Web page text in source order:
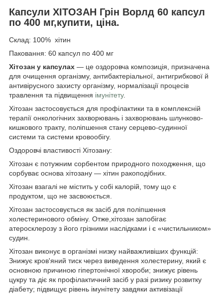
Капсули ХІТОЗАН Грін Ворлд 60 капсул
по 400 мг,купити, ціна.
Склад: 100% хітин
Паковання: 60 капсул по 400 мг
Хітозан у капсулах — це оздоровча композиція, призначена
для очищення організму, антибактеріальної, антигрибкової й
антивірусного захисту організму, нормалізації процесів
травлення та підвищення імунітету.
Хітозан застосовується для профілактики та в комплексній
терапії онкологічних захворювань і захворювань шлунково-
кишкового тракту, поліпшення стану серцево-судинної
системи та системи кровообігу.
Оздоровчі властивості Хітозану:
Хітозан є потужним сорбентом природного походження, що
сорбуває основа хітозану — хітин ракоподібних.
Хітозан взагалі не містить у собі калорій, тому що є
продуктом, що не засвоюється.
Хітозан застосовується як засіб для поліпшення
холестеринового обміну. Отже,хітозан запобігає
атеросклерозу з його грізними наслідками і є «чистильником»
судин.
Хітозан виконує в організмі низку найважливіших функцій:
Знижує кров'яний тиск через виведення холестерину, який є
основною причиною гіпертонічної хвороби; знижує рівень
цукру та діє як профілактичний засіб у разі ризику розвитку
діабету; підвищує рівень імунітету завдяки активізації